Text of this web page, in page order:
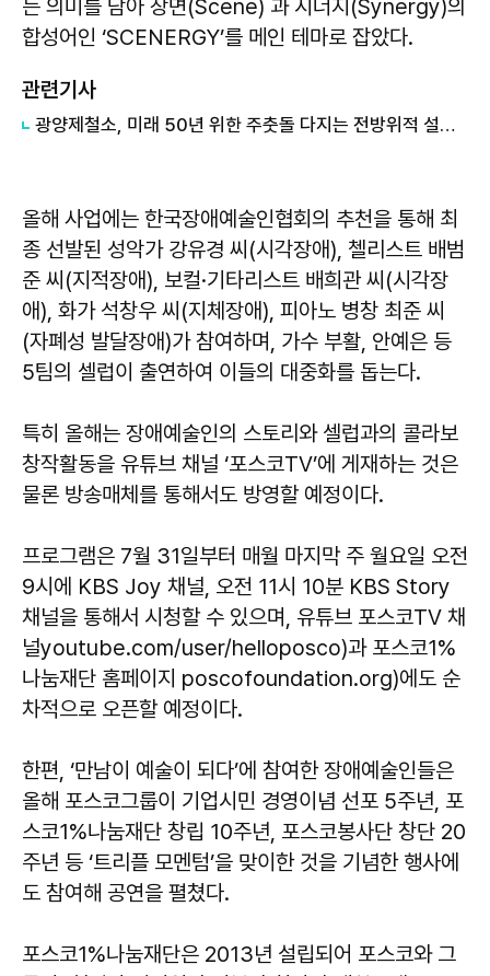
는 의미를 담아 장면(Scene) 과 시너지(Synergy)의
합성어인 ‘SCENERGY’를 메인 테마로 잡았다.
관련기사
광양제철소, 미래 50년 위한 주춧돌 다지는 전방위적 설비 강건화 사업 '눈길'
올해 사업에는 한국장애예술인협회의 추천을 통해 최
종 선발된 성악가 강유경 씨(시각장애), 첼리스트 배범
준 씨(지적장애), 보컬·기타리스트 배희관 씨(시각장
애), 화가 석창우 씨(지체장애), 피아노 병창 최준 씨
(자폐성 발달장애)가 참여하며, 가수 부활, 안예은 등
5팀의 셀럽이 출연하여 이들의 대중화를 돕는다.
특히 올해는 장애예술인의 스토리와 셀럽과의 콜라보
창작활동을 유튜브 채널 ‘포스코TV’에 게재하는 것은
물론 방송매체를 통해서도 방영할 예정이다.
프로그램은 7월 31일부터 매월 마지막 주 월요일 오전
9시에 KBS Joy 채널, 오전 11시 10분 KBS Story
채널을 통해서 시청할 수 있으며, 유튜브 포스코TV 채
널youtube.com/user/helloposco)과 포스코1%
나눔재단 홈페이지 poscofoundation.org)에도 순
차적으로 오픈할 예정이다.
한편, ‘만남이 예술이 되다’에 참여한 장애예술인들은
올해 포스코그룹이 기업시민 경영이념 선포 5주년, 포
스코1%나눔재단 창립 10주년, 포스코봉사단 창단 20
주년 등 ‘트리플 모멘텀’을 맞이한 것을 기념한 행사에
도 참여해 공연을 펼쳤다.
포스코1%나눔재단은 2013년 설립되어 포스코와 그